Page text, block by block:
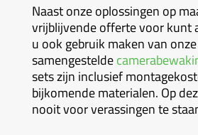
Naast onze oplossingen op
vrijblijvende offerte voor kunt
u ook gebruik maken van
samengestelde
sets zijn inclusief
bijkomende materialen. Op
nooit voor verassingen te